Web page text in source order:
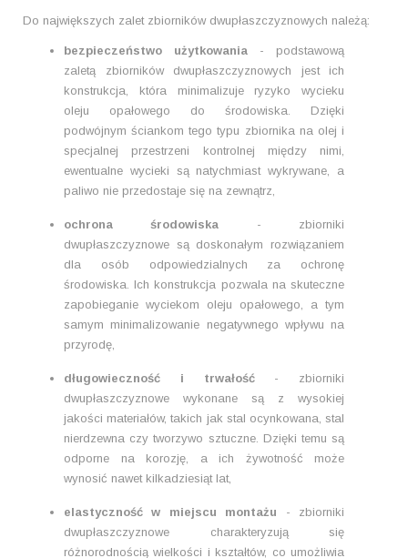
Do największych zalet zbiorników dwupłaszczyznowych należą:
bezpieczeństwo użytkowania - podstawową
zaletą zbiorników dwupłaszczyznowych jest ich
konstrukcja, która minimalizuje ryzyko wycieku
oleju opałowego do środowiska. Dzięki
podwójnym ściankom tego typu zbiornika na olej i
specjalnej przestrzeni kontrolnej między nimi,
ewentualne wycieki są natychmiast wykrywane, a
paliwo nie przedostaje się na zewnątrz,
ochrona środowiska - zbiorniki
dwupłaszczyznowe są doskonałym rozwiązaniem
dla osób odpowiedzialnych za ochronę
środowiska. Ich konstrukcja pozwala na skuteczne
zapobieganie wyciekom oleju opałowego, a tym
samym minimalizowanie negatywnego wpływu na
przyrodę,
długowieczność i trwałość- zbiorniki
dwupłaszczyznowe wykonane są z wysokiej
jakości materiałów, takich jak stal ocynkowana, stal
nierdzewna czy tworzywo sztuczne. Dzięki temu są
odporne na korozję, a ich żywotność może
wynosić nawet kilkadziesiąt lat,
elastyczność w miejscu montażu - zbiorniki
dwupłaszczyznowe charakteryzują się
różnorodnością wielkości i kształtów, co umożliwia